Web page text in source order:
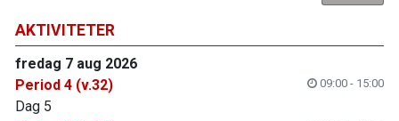
AKTIVITETER
fredag 7 aug 2026
Period 4 (v.32)
09:00 - 15:00
Dag 5